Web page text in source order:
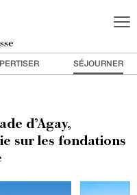
SÉJOURNER
d’Agay,
sur les fondations